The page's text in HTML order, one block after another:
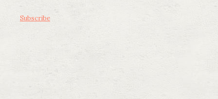
Subscribe